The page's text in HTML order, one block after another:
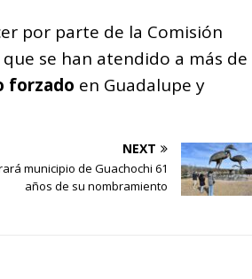
por parte de la Comisión
se han atendido a más de
forzado en Guadalupe y
NEXT
municipio de Guachochi 61
años de su nombramiento